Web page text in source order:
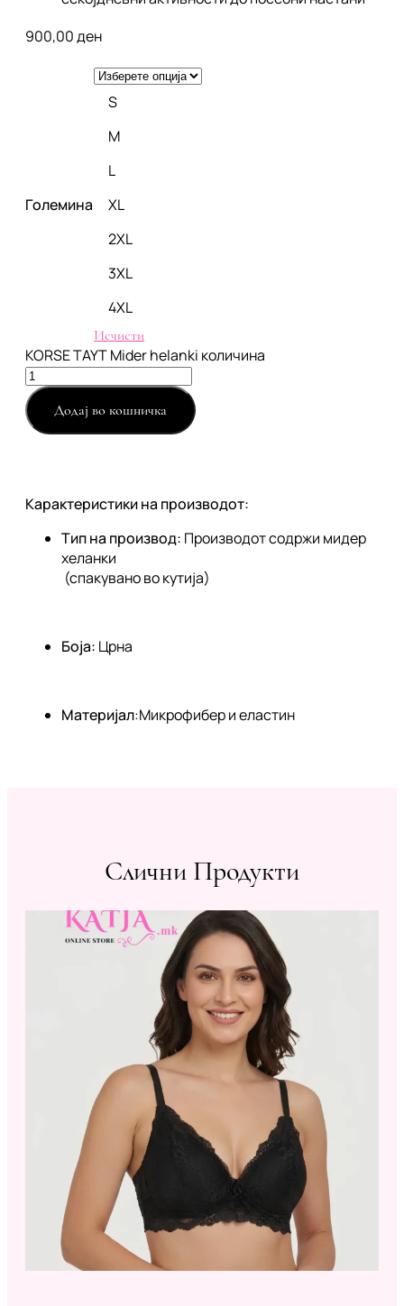
900,00ден
Големина
S
M
L
XL
2XL
3XL
4XL
Исчисти
KORSE TAYT Mider helanki количина
Додај во кошничка
Карактеристики на производот:
Тип на производ: Производот содржи мидер
хеланки
(спакувано во кутија)
Боја: Црна
Материјал:Микрофибер и еластин
Слични Продукти